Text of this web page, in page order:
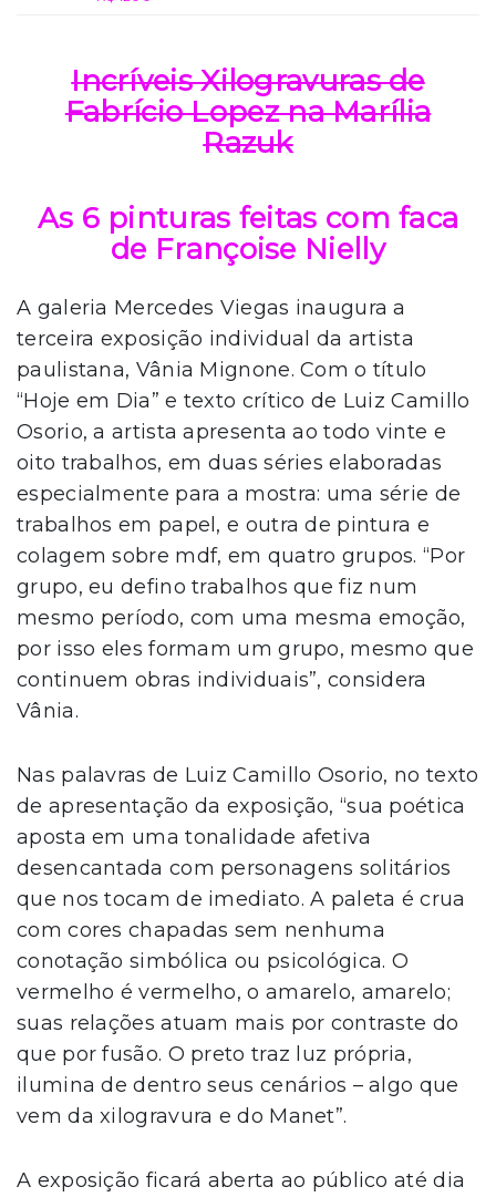
Incríveis Xilogravuras de
Fabrício Lopez na Marília
Razuk
As 6 pinturas feitas com faca
de Françoise Nielly
A galeria Mercedes Viegas inaugura a
terceira exposição individual da artista
paulistana, Vânia Mignone. Com o título
“Hoje em Dia” e texto crítico de Luiz Camillo
Osorio, a artista apresenta ao todo vinte e
oito trabalhos, em duas séries elaboradas
especialmente para a mostra: uma série de
trabalhos em papel, e outra de pintura e
colagem sobre mdf, em quatro grupos. “Por
grupo, eu defino trabalhos que fiz num
mesmo período, com uma mesma emoção,
por isso eles formam um grupo, mesmo que
continuem obras individuais”, considera
Vânia.
Nas palavras de Luiz Camillo Osorio, no texto
de apresentação da exposição, “sua poética
aposta em uma tonalidade afetiva
desencantada com personagens solitários
que nos tocam de imediato. A paleta é crua
com cores chapadas sem nenhuma
conotação simbólica ou psicológica. O
vermelho é vermelho, o amarelo, amarelo;
suas relações atuam mais por contraste do
que por fusão. O preto traz luz própria,
ilumina de dentro seus cenários – algo que
vem da xilogravura e do Manet”.
A exposição ficará aberta ao público até dia